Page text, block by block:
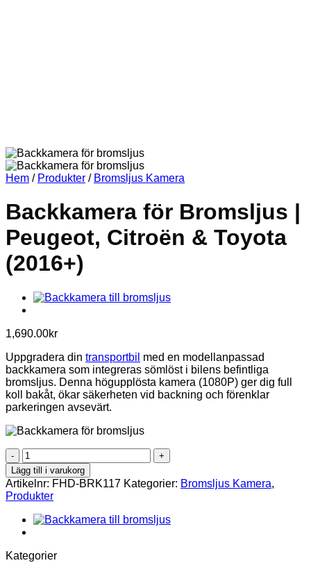
Hem / Produkter / Bromsljus Kamera
Backkamera för Bromsljus |
Peugeot, Citroën & Toyota
(2016+)
1,690.00kr
Uppgradera din transportbil med en modellanpassad
backkamera som integreras sömlöst i bilens befintliga
bromsljus. Denna högupplösta kamera (1080P) ger dig full
koll bakåt, ökar säkerheten vid backning och förenklar
parkeringen avsevärt.
Backkamera
för
Bromsljus
|
Peugeot,
Citroën
&
(2016+)
Lägg till i varukorg
Artikelnr: FHD-BRK117 Kategorier: Bromsljus Kamera,
Produkter
Kategorier